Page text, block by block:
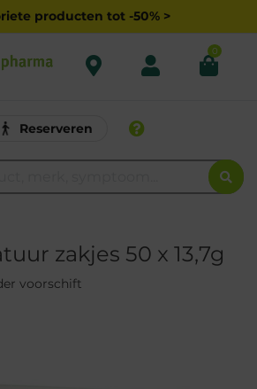
producten tot -50% >
0
Reserveren
zakjes 50 x 13,7g
voorschift